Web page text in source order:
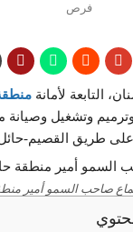
فرص
التابعة لأمانة
وترميم وتشغيل
صاحب السمو أمير